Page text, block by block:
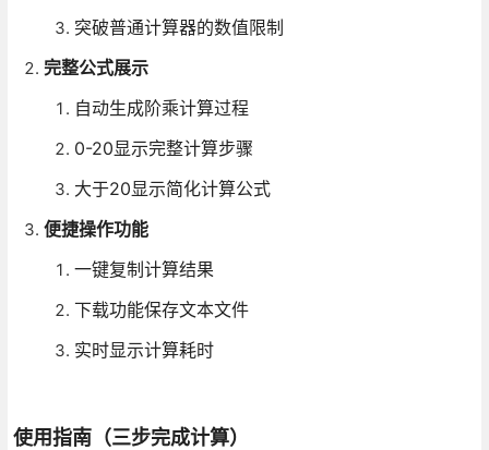
突破普通计算器的数值限制
完整公式展示
自动生成阶乘计算过程
0-20显示完整计算步骤
大于20显示简化计算公式
便捷操作功能
一键复制计算结果
下载功能保存文本文件
实时显示计算耗时
使用指南（三步完成计算）